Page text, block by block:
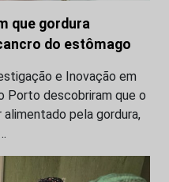
que gordura
do estômago
e Inovação em
Porto descobriram que o
pela gordura,